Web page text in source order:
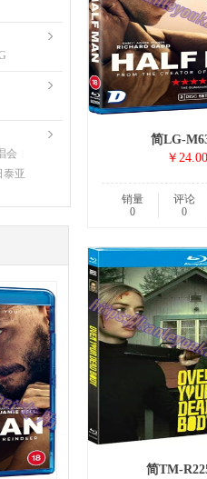
简LG-
￥24.00
销量
0
评论
0
简TM-
会
泰亚